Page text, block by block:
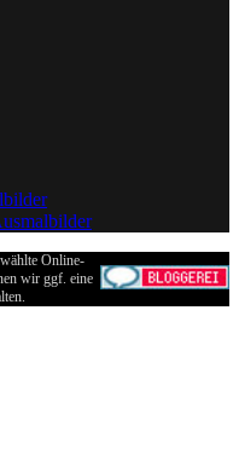
Online-
wir ggf. eine